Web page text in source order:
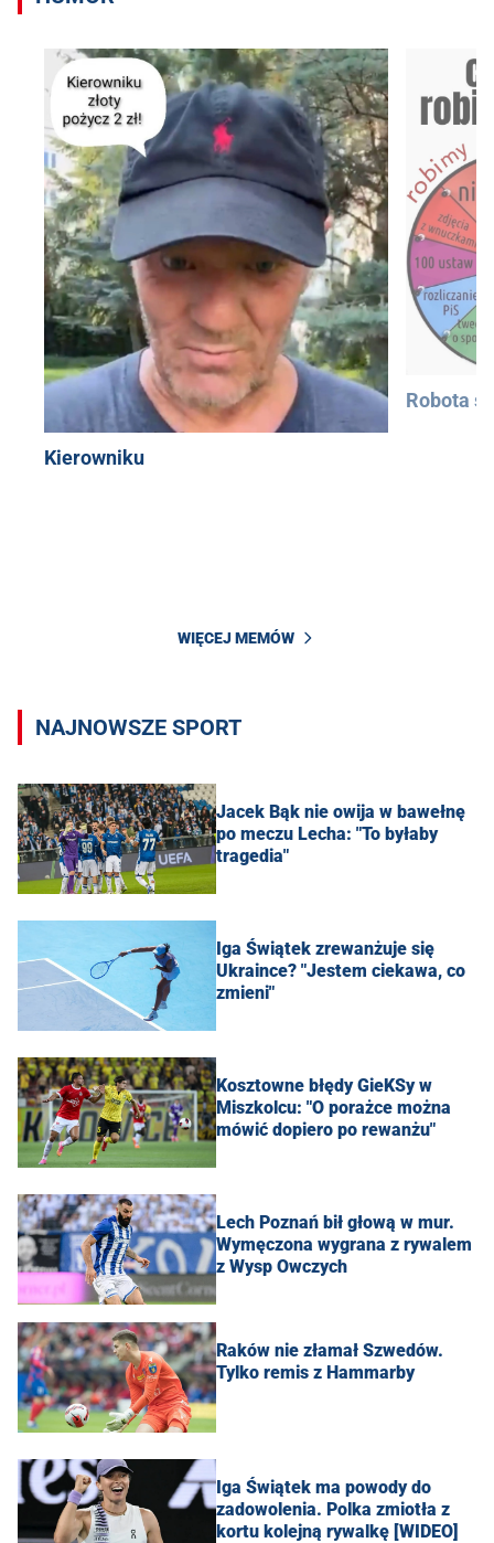
Kierowniku
Robota
WIĘCEJ MEMÓW
NAJNOWSZE SPORT
Jacek Bąk nie owija w bawełnę
po meczu Lecha: "To byłaby
tragedia"
Iga Świątek zrewanżuje się
Ukraince? "Jestem ciekawa, co
zmieni"
Kosztowne błędy GieKSy w
Miszkolcu: "O porażce można
mówić dopiero po rewanżu"
Lech Poznań bił głową w mur.
Wymęczona wygrana z rywalem
z Wysp Owczych
Raków nie złamał Szwedów.
Tylko remis z Hammarby
Iga Świątek ma powody do
zadowolenia. Polka zmiotła z
kortu kolejną rywalkę [WIDEO]